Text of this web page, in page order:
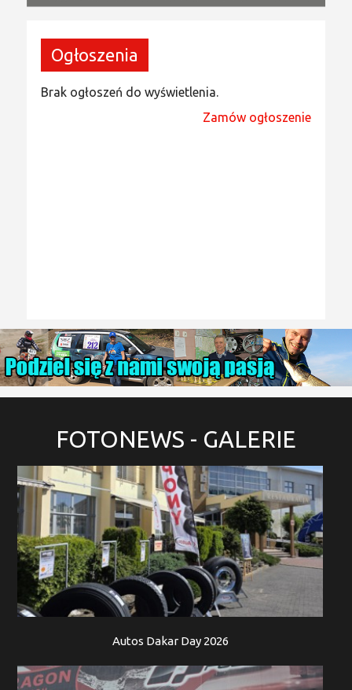
Ogłoszenia
Brak ogłoszeń do wyświetlenia.
Zamów ogłoszenie
FOTONEWS - GALERIE
Autos Dakar Day 2026